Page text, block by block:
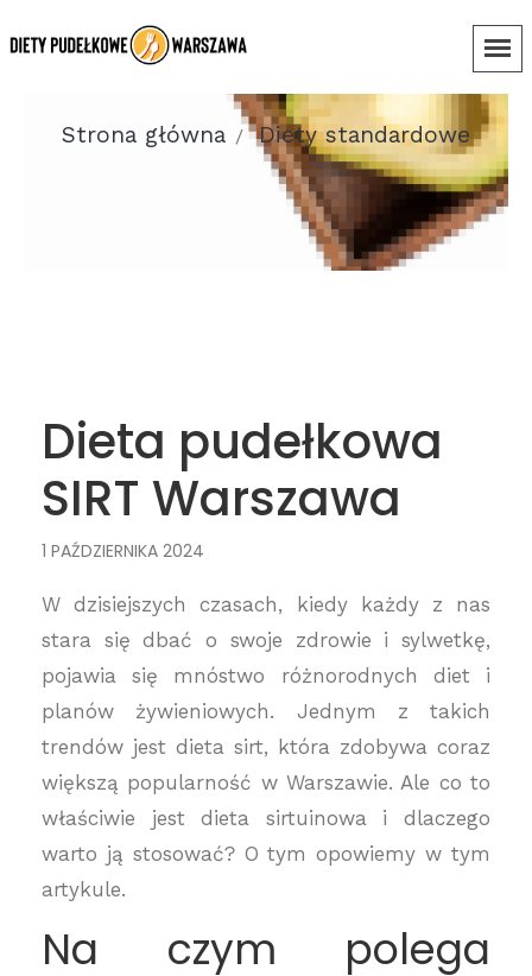
Strona główna Diety standardowe
Dieta pudełkowa
SIRT Warszawa
1 PAŹDZIERNIKA 2024
W dzisiejszych czasach, kiedy każdy z nas
stara się dbać o swoje zdrowie i sylwetkę,
pojawia się mnóstwo różnorodnych diet i
planów żywieniowych. Jednym z takich
trendów jest dieta sirt, która zdobywa coraz
większą popularność w Warszawie. Ale co to
właściwie jest dieta sirtuinowa i dlaczego
warto ją stosować? O tym opowiemy w tym
artykule.
Na czym polega